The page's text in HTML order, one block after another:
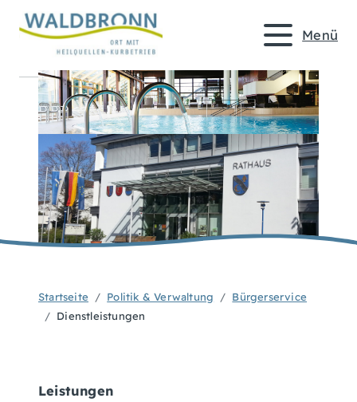
Menü
Startseite Politik & Verwaltung
Bürgerservice
Dienstleistungen
Leistungen